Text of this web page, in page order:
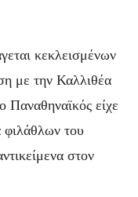
κεκλεισμένων
με την Καλλιθέα
Παναθηναϊκός είχε
φιλάθλων του
στον